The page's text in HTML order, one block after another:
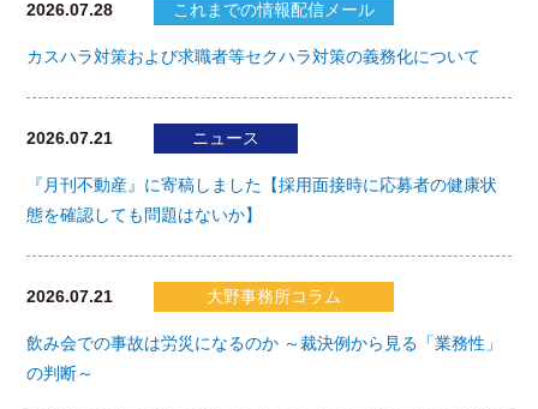
2026.07.28 これまでの情報配信メール
カスハラ対策および求職者等セクハラ対策の義務化について
2026.07.21 ニュース
『月刊不動産』に寄稿しました【採用面接時に応募者の健康状
態を確認しても問題はないか】
2026.07.21 大野事務所コラム
飲み会での事故は労災になるのか ～裁決例から見る「業務性」
の判断～